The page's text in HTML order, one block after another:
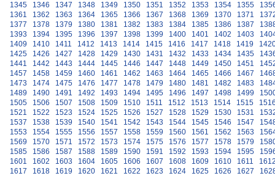
1345
1346 1347 1348 1349 1350 1351 1352 1353 1354 1355
1361
1362 1363 1364 1365 1366 1367 1368 1369 1370 1371
1377
1378 1379 1380 1381 1382 1383 1384 1385 1386 1387
1393
1394 1395 1396 1397 1398 1399 1400 1401 1402 1403
1409
1410 1411 1412 1413 1414 1415 1416 1417 1418 1419
1425
1426 1427 1428 1429 1430 1431 1432 1433 1434 1435
1441
1442 1443 1444 1445 1446 1447 1448 1449 1450 1451
1457
1458 1459 1460 1461 1462 1463 1464 1465 1466 1467
1473
1474 1475 1476 1477 1478 1479 1480 1481 1482 1483
1489
1490 1491 1492 1493 1494 1495 1496 1497 1498 1499
1505
1506 1507 1508 1509 1510 1511 1512 1513 1514 1515
1521
1522 1523 1524 1525 1526 1527 1528 1529 1530 1531
1537
1538 1539 1540 1541 1542 1543 1544 1545 1546 1547
1553
1554 1555 1556 1557 1558 1559 1560 1561 1562 1563
1569
1570 1571 1572 1573 1574 1575 1576 1577 1578 1579
1585
1586 1587 1588 1589 1590 1591 1592 1593 1594 1595
1601
1602 1603 1604 1605 1606 1607 1608 1609 1610 1611
1617
1618 1619 1620 1621 1622 1623 1624 1625 1626 1627